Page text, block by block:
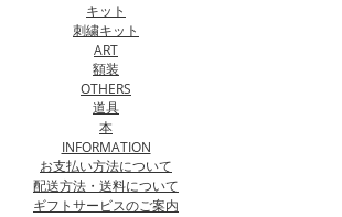
キット
刺繍キット
ART
額装
OTHERS
道具
本
INFORMATION
お支払い方法について
配送方法・送料について
ギフトサービスのご案内